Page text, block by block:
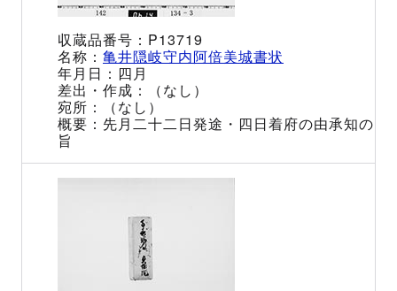
P13719
亀井隠岐守内阿倍美城書状
四月
（なし）
（なし）
先月二十二日発途・四日着府の由承知の
旨